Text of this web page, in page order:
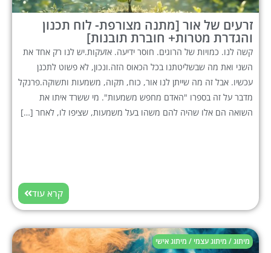
זרעים של אור [מתנה מצורפת- לוח תכנון
והגדרת מטרות+ חוברת תובנות]
קשה לנו. כמויות של הרוגים. חוסר ידיעה. אזעקות.יש לנו רק אחד את
השני ואת מה שבשליטתנו בכל הכאוס הזה.ונכון, לא פשוט לתכנן
עכשיו. אבל זה מה שייתן לנו אור, כוח, תקוה, משמעות ותשוקה.פרנקל
מדבר על זה בספרו "האדם מחפש משמעות". מי ששרד איתו את
השואה הם אלו שהיה להם משהו בעל משמעות, שציפו לו, לאחר […]
קרא עוד
מיתוג / מיתוג עצמי / מיתוג אישי